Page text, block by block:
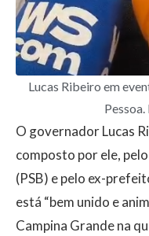
Lucas Ribeiro em
O governador Lucas
composto por ele,
(PSB) e pelo ex-
está “bem unido e
Campina Grande na